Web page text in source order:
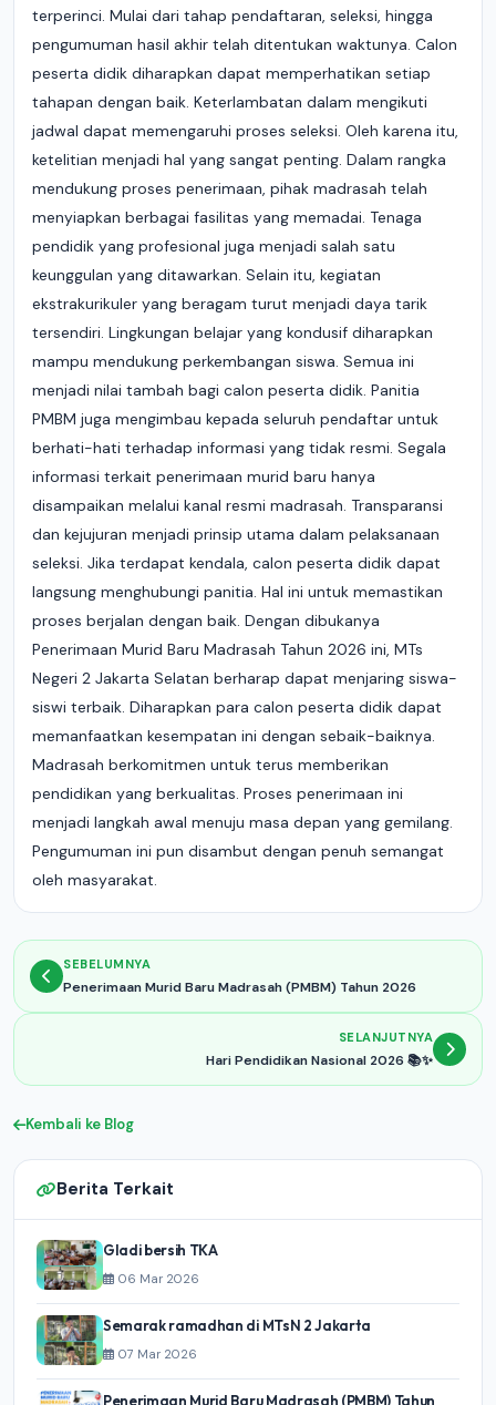
terperinci. Mulai dari tahap pendaftaran, seleksi, hingga
pengumuman hasil akhir telah ditentukan waktunya. Calon
peserta didik diharapkan dapat memperhatikan setiap
tahapan dengan baik. Keterlambatan dalam mengikuti
jadwal dapat memengaruhi proses seleksi. Oleh karena itu,
ketelitian menjadi hal yang sangat penting. Dalam rangka
mendukung proses penerimaan, pihak madrasah telah
menyiapkan berbagai fasilitas yang memadai. Tenaga
pendidik yang profesional juga menjadi salah satu
keunggulan yang ditawarkan. Selain itu, kegiatan
ekstrakurikuler yang beragam turut menjadi daya tarik
tersendiri. Lingkungan belajar yang kondusif diharapkan
mampu mendukung perkembangan siswa. Semua ini
menjadi nilai tambah bagi calon peserta didik. Panitia
PMBM juga mengimbau kepada seluruh pendaftar untuk
berhati-hati terhadap informasi yang tidak resmi. Segala
informasi terkait penerimaan murid baru hanya
disampaikan melalui kanal resmi madrasah. Transparansi
dan kejujuran menjadi prinsip utama dalam pelaksanaan
seleksi. Jika terdapat kendala, calon peserta didik dapat
langsung menghubungi panitia. Hal ini untuk memastikan
proses berjalan dengan baik. Dengan dibukanya
Penerimaan Murid Baru Madrasah Tahun 2026 ini, MTs
Negeri 2 Jakarta Selatan berharap dapat menjaring siswa-
siswi terbaik. Diharapkan para calon peserta didik dapat
memanfaatkan kesempatan ini dengan sebaik-baiknya.
Madrasah berkomitmen untuk terus memberikan
pendidikan yang berkualitas. Proses penerimaan ini
menjadi langkah awal menuju masa depan yang gemilang.
Pengumuman ini pun disambut dengan penuh semangat
oleh masyarakat.
SEBELUMNYA
Penerimaan Murid Baru Madrasah (PMBM) Tahun 2026
SELANJUTNYA
Hari Pendidikan Nasional 2026 📚✨
Kembali ke Blog
Berita Terkait
Gladi bersih TKA
06 Mar 2026
Semarak ramadhan di MTsN 2 Jakarta
07 Mar 2026
Penerimaan Murid Baru Madrasah (PMBM) Tahun